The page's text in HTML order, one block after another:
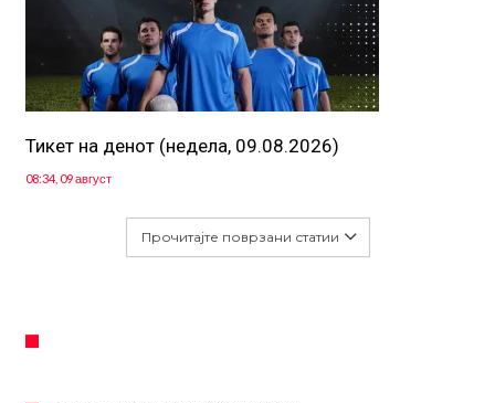
Тикет на денот (недела, 09.08.2026)
08:34, 09 август
Прочитајте поврзани статии